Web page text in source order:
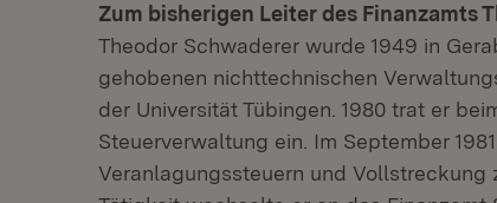
Zum bisherigen Leiter des Finanzamts
Theodor Schwaderer wurde 1949 in
gehobenen nichttechnischen
der Universität Tübingen. 1980 trat er
Steuerverwaltung ein. Im September
Veranlagungssteuern und Vollstreckung